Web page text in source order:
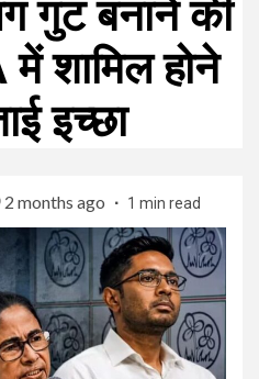
गुट बनाने की
में शामिल होने
इच्छा
2 months ago 1 min read